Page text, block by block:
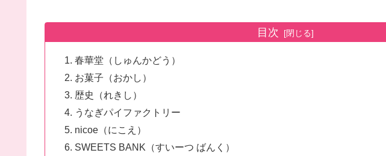
目次
春華堂（しゅんかどう）
お菓子（おかし）
歴史（れきし）
うなぎパイファクトリー
nicoe（にこえ）
SWEETS BANK（すいーつ ばんく）